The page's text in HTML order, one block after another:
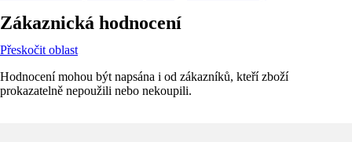
Zákaznická hodnocení
Přeskočit oblast
Hodnocení mohou být napsána i od zákazníků, kteří zboží
prokazatelně nepoužili nebo nekoupili.